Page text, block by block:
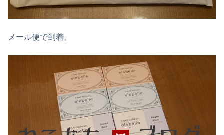
メール便で到着。